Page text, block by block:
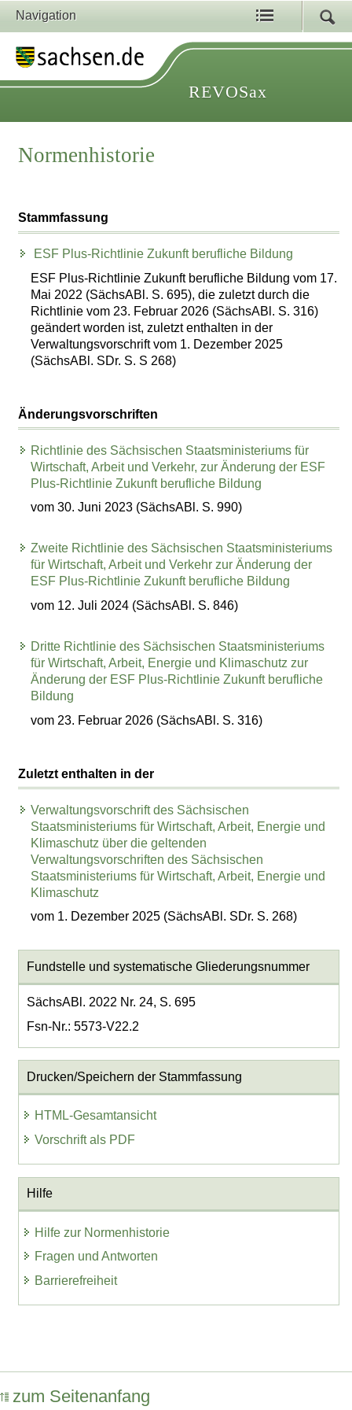
Navigation
REVOSax
Normenhistorie
Stammfassung
ESF Plus-Richtlinie Zukunft berufliche Bildung
ESF Plus-Richtlinie Zukunft berufliche Bildung vom 17.
Mai 2022 (SächsABl. S. 695), die zuletzt durch die
Richtlinie vom 23. Februar 2026 (SächsABl. S. 316)
geändert worden ist, zuletzt enthalten in der
Verwaltungsvorschrift vom 1. Dezember 2025
(SächsABl. SDr. S. S 268)
Änderungsvorschriften
Richtlinie des Sächsischen Staatsministeriums für
Wirtschaft, Arbeit und Verkehr, zur Änderung der ESF
Plus-Richtlinie Zukunft berufliche Bildung
vom 30. Juni 2023 (SächsABl. S. 990)
Zweite Richtlinie des Sächsischen Staatsministeriums
für Wirtschaft, Arbeit und Verkehr zur Änderung der
ESF Plus-Richtlinie Zukunft berufliche Bildung
vom 12. Juli 2024 (SächsABl. S. 846)
Dritte Richtlinie des Sächsischen Staatsministeriums
für Wirtschaft, Arbeit, Energie und Klimaschutz zur
Änderung der ESF Plus-Richtlinie Zukunft berufliche
Bildung
vom 23. Februar 2026 (SächsABl. S. 316)
Zuletzt enthalten in der
Verwaltungsvorschrift des Sächsischen
Staatsministeriums für Wirtschaft, Arbeit, Energie und
Klimaschutz über die geltenden
Verwaltungsvorschriften des Sächsischen
Staatsministeriums für Wirtschaft, Arbeit, Energie und
Klimaschutz
vom 1. Dezember 2025 (SächsABl. SDr. S. 268)
Fundstelle und systematische Gliederungsnummer
SächsABl. 2022 Nr. 24, S. 695
Fsn-Nr.: 5573-V22.2
Drucken/Speichern der Stammfassung
HTML-Gesamtansicht
Vorschrift als PDF
Hilfe
Hilfe zur Normenhistorie
Fragen und Antworten
Barrierefreiheit
zum Seitenanfang